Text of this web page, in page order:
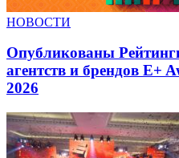
НОВОСТИ
Опубликованы
агентств и брендов E+
2026